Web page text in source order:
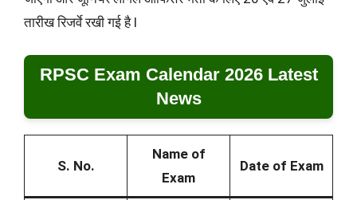
तारीख रिजर्वे रखी गई है l
RPSC Exam Calendar 2026 Latest
News
S. No.
Name of
Exam
Date of Exam